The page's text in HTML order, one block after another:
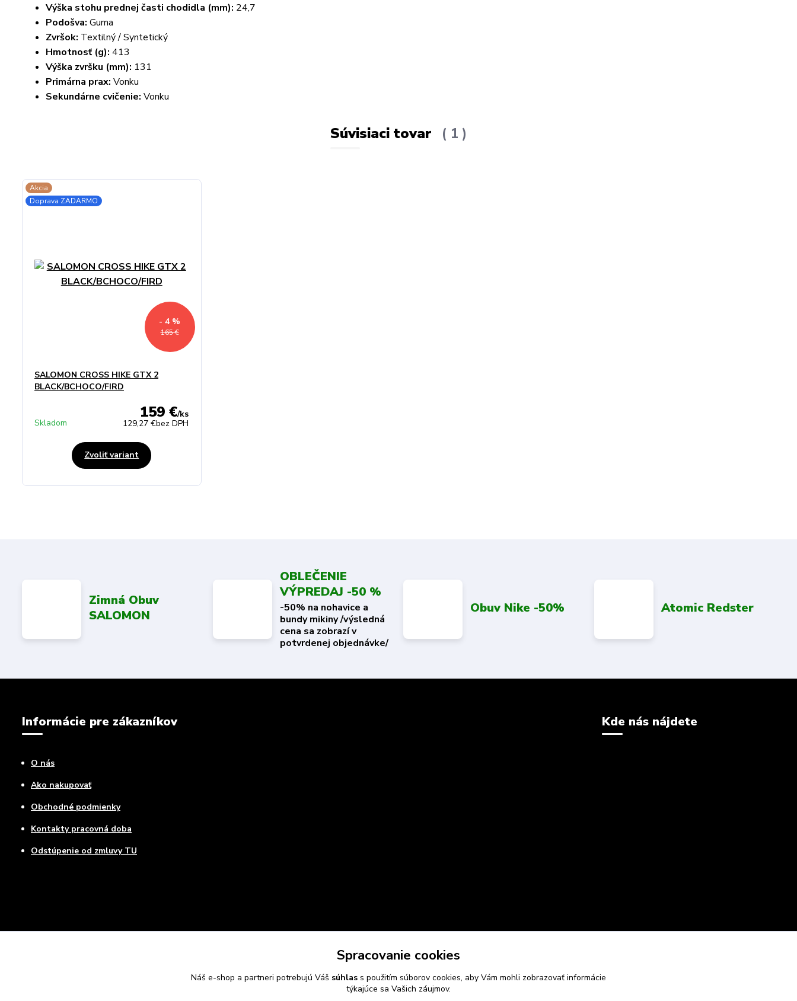
Výška stohu prednej časti chodidla (mm): 24,7
Podošva: Guma
Zvršok: Textilný / Syntetický
Hmotnosť (g): 413
Výška zvršku (mm): 131
Primárna prax: Vonku
Sekundárne cvičenie: Vonku
Súvisiaci tovar 1
Akcia
Doprava ZADARMO
165 €
- 4 %
SALOMON CROSS HIKE GTX 2
BLACK/BCHOCO/FIRD
159 €/ks
129,27 €bez DPH
Skladom
Zvoliť variant
Zimná Obuv
SALOMON
OBLEČENIE
VÝPREDAJ -50 %
-50% na nohavice a
bundy mikiny /výsledná
cena sa zobrazí v
potvrdenej objednávke/
Obuv Nike -50% Atomic Redster
Informácie pre zákazníkov
O nás
Ako nakupovať
Obchodné podmienky
Kontakty pracovná doba
Odstúpenie od zmluvy TU
Kde nás nájdete
Spracovanie cookies
Náš e-shop a partneri potrebujú Váš súhlas s použitím súborov cookies, aby Vám mohli zobrazovať informácie
týkajúce sa Vašich záujmov.